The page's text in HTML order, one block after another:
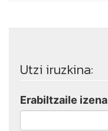
Utzi iruzkina:
Erabiltzaile izena